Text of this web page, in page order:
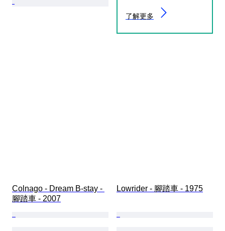
了解更多
Colnago - Dream B-stay -
腳踏車 - 2007
Lowrider - 腳踏車 - 1975